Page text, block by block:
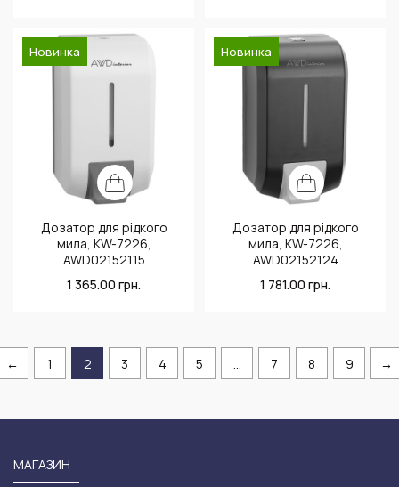
Новинка
Дозатор для рідкого
мила, KW-7226,
AWD02152115
1 365.00 грн.
Новинка
Дозатор для рідкого
мила, KW-7226,
AWD02152124
1 781.00 грн.
← 1 2 3 4 5 7 8 9 →
МАГАЗИН